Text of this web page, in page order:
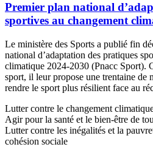
Premier plan national
sportives au changement
Le ministère des Sports a publié fin
national d’adaptation des pratiques
climatique 2024-2030 (Pnacc Sport).
sport, il leur propose une trentaine de
rendre le sport plus résilient face au
Lutter contre le changement
Agir pour la santé et le bien-être de
Lutter contre les inégalités et la
cohésion sociale